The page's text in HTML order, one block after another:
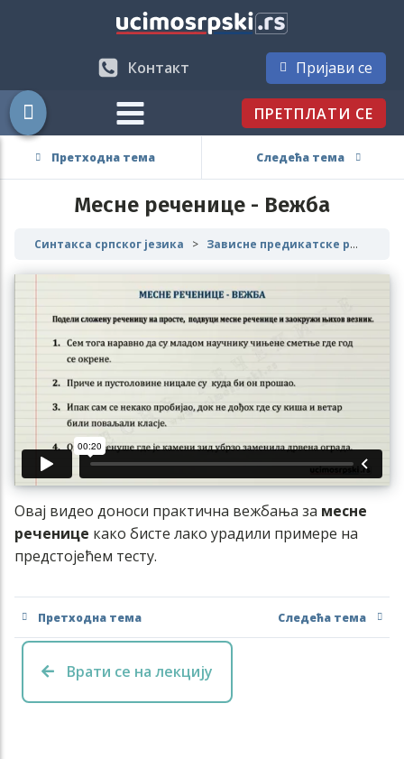
Контакт Пријави се
ПРЕТПЛАТИ СЕ
Претходна тема Следећа тема
Месне реченице - Вежба
Синтакса српског језика Зависне предикатске реченице
Овај видео доноси практична вежбања за месне
реченице како бисте лако урадили примере на
предстојећем тесту.
Претходна тема Следећа тема
Врати се на лекцију